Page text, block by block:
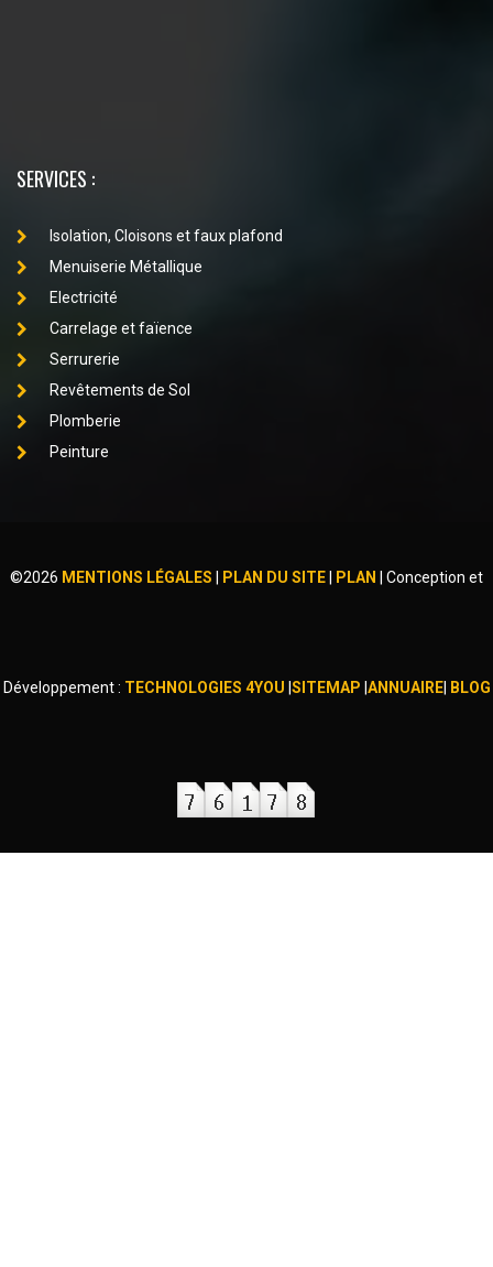
SERVICES :
Isolation, Cloisons et faux plafond
Menuiserie Métallique
Electricité
Carrelage et faïence
Serrurerie
Revêtements de Sol
Plomberie
Peinture
©2026 MENTIONS LÉGALES PLAN DU SITE PLAN Conception et
Développement : TECHNOLOGIES 4YOU SITEMAP ANNUAIRE| BLOG